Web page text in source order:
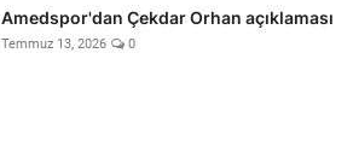
Amedspor'dan Çekdar Orhan açıklaması
Temmuz 13, 2026 0